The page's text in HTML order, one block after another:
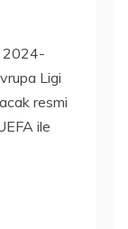
2024-
Ligi
resmi
ile